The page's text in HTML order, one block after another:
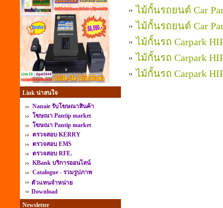
Link น่าสนใจ
Nanaie รับโฆษณาสินค้า
โฆษณา Pantip market
โฆษณา Pantip market
ตรวจสอบ KERRY
ตรวจสอบ EMS
ตรวจสอบ RFE.
KBank บริการออนไลน์
Catalogue - รวมรูปภาพ
ตัวแทนจำหน่าย
Download
Newsletter
ไม้กั้นรถยนต์ Car
ไม้กั้นรถยนต์ Car
ไม้กั้นรถ Carpark
ไม้กั้นรถ Carpark
ไม้กั้นรถ Carpark